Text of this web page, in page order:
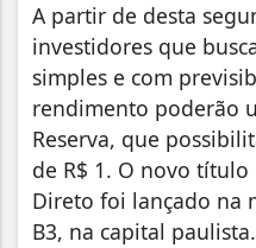
A partir de desta
investidores que
simples e com
rendimento poderão
Reserva, que
de R$ 1. O novo
Direto foi lançado na
B3, na capital paulista.